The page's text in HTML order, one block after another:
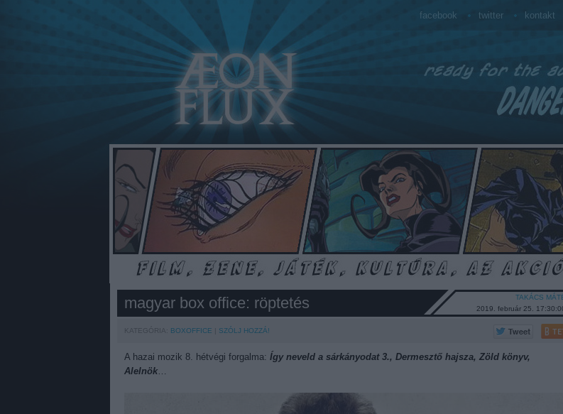
facebook twitter kontakt
magyar box office: röptetés
TAKÁCS
2019. február 25.
KATEGÓRIA: BOXOFFICE SZÓLJ HOZZÁ!
A hazai mozik 8. hétvégi forgalma: Így neveld a sárkányodat 3., Dermesztő hajsza, Zöld könyv,
Alelnök…